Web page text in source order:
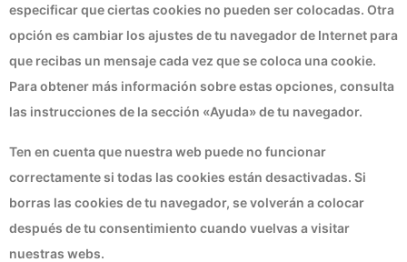
especificar que ciertas cookies no pueden ser colocadas. Otra
opción es cambiar los ajustes de tu navegador de Internet para
que recibas un mensaje cada vez que se coloca una cookie.
Para obtener más información sobre estas opciones, consulta
las instrucciones de la sección «Ayuda» de tu navegador.
Ten en cuenta que nuestra web puede no funcionar
correctamente si todas las cookies están desactivadas. Si
borras las cookies de tu navegador, se volverán a colocar
después de tu consentimiento cuando vuelvas a visitar
nuestras webs.